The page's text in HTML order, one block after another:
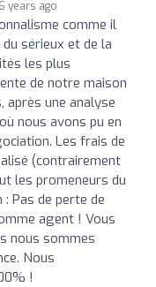
6 years ago
comme il
sérieux et de la
les plus
de notre maison
après une analyse
nous avons pu en
Les frais de
(contrairement
les promeneurs du
Pas de perte de
agent ! Vous
nous sommes
Nous
!